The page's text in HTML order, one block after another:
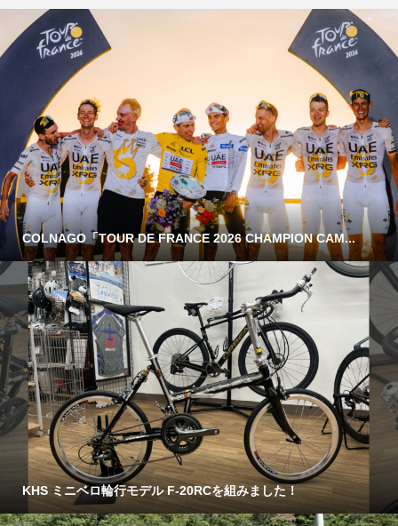
COLNAGO「TOUR DE FRANCE 2026 CHAMPION CAM...
KHS ミニベロ輪行モデル F-20RCを組みました！